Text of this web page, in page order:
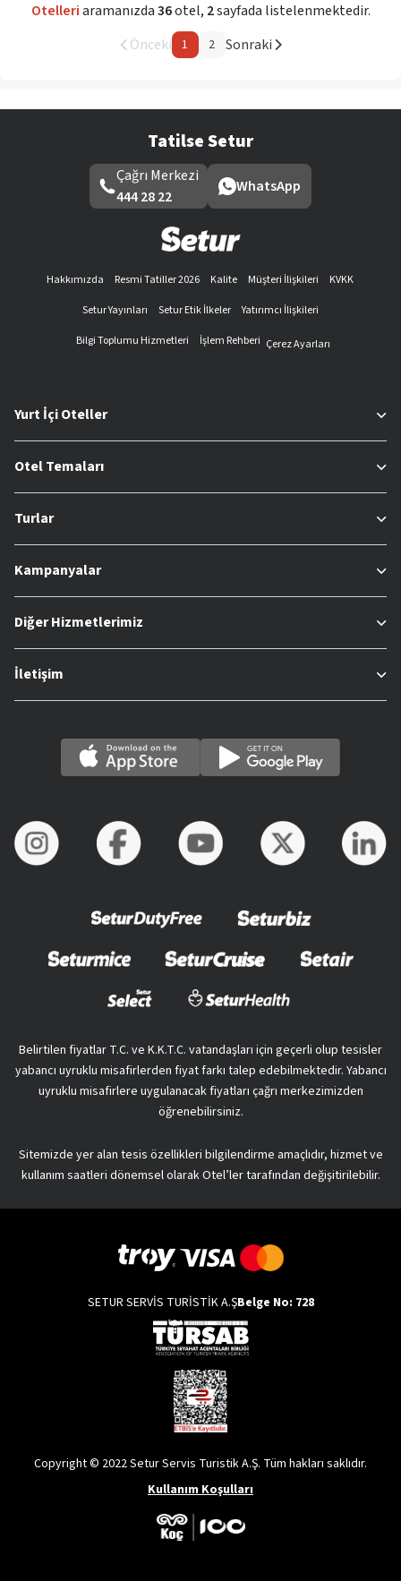
Otelleriaramanızda36otel, 2sayfada listelenmektedir.
Önceki 1 2 Sonraki
Tatilse Setur
Çağrı Merkezi
444 28 22
WhatsApp
Hakkımızda Resmi Tatiller 2026 Kalite Müşteri İlişkileri
KVKK
Setur Yayınları
Setur Etik İlkeler
Yatırımcı İlişkileri
Bilgi Toplumu Hizmetleri
İşlem Rehberi Çerez Ayarları
Yurt İçi Oteller
Otel Temaları
Turlar
Kampanyalar
Diğer Hizmetlerimiz
İletişim
Belirtilen fiyatlar T.C. ve K.K.T.C. vatandaşları için geçerli olup tesisler
yabancı uyruklu misafirlerden fiyat farkı talep edebilmektedir. Yabancı
uyruklu misafirlere uygulanacak fiyatları çağrı merkezimizden
öğrenebilirsiniz.
Sitemizde yer alan tesis özellikleri bilgilendirme amaçlıdır, hizmet ve
kullanım saatleri dönemsel olarak Otel’ler tarafından değişitirilebilir.
SETUR SERVİS TURİSTİK A.ŞBelge No: 728
Copyright © 2022 Setur Servis Turistik A.Ş. Tüm hakları saklıdır.
Kullanım Koşulları